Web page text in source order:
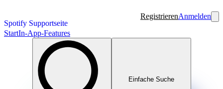
Spotify Supportseite
RegistrierenAnmelden
StartIn-App-Features
Einfache Suche